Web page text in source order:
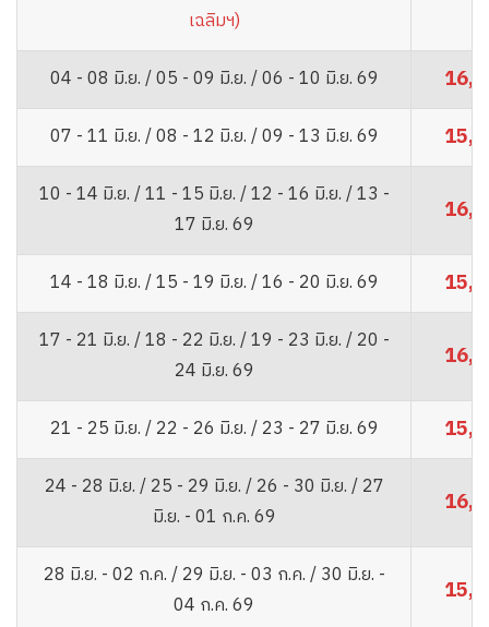
เฉลิมฯ)
04 - 08 มิ.ย. / 05 - 09 มิ.ย. / 06 - 10 มิ.ย. 69
07 - 11 มิ.ย. / 08 - 12 มิ.ย. / 09 - 13 มิ.ย. 69
10 - 14 มิ.ย. / 11 - 15 มิ.ย. / 12 - 16 มิ.ย. / 13 -
17 มิ.ย. 69
14 - 18 มิ.ย. / 15 - 19 มิ.ย. / 16 - 20 มิ.ย. 69
17 - 21 มิ.ย. / 18 - 22 มิ.ย. / 19 - 23 มิ.ย. / 20 -
24 มิ.ย. 69
21 - 25 มิ.ย. / 22 - 26 มิ.ย. / 23 - 27 มิ.ย. 69
24 - 28 มิ.ย. / 25 - 29 มิ.ย. / 26 - 30 มิ.ย. / 27
มิ.ย. - 01 ก.ค. 69
28 มิ.ย. - 02 ก.ค. / 29 มิ.ย. - 03 ก.ค. / 30 มิ.ย. -
04 ก.ค. 69